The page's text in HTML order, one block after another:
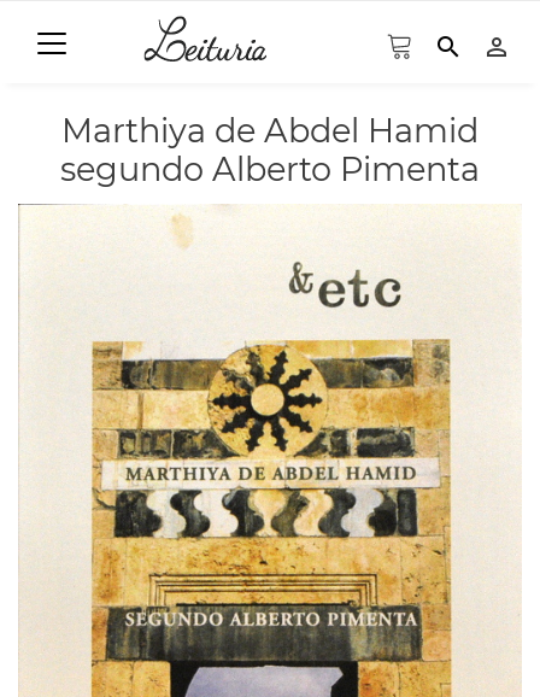
search person_outline
Marthiya de Abdel Hamid
segundo Alberto Pimenta